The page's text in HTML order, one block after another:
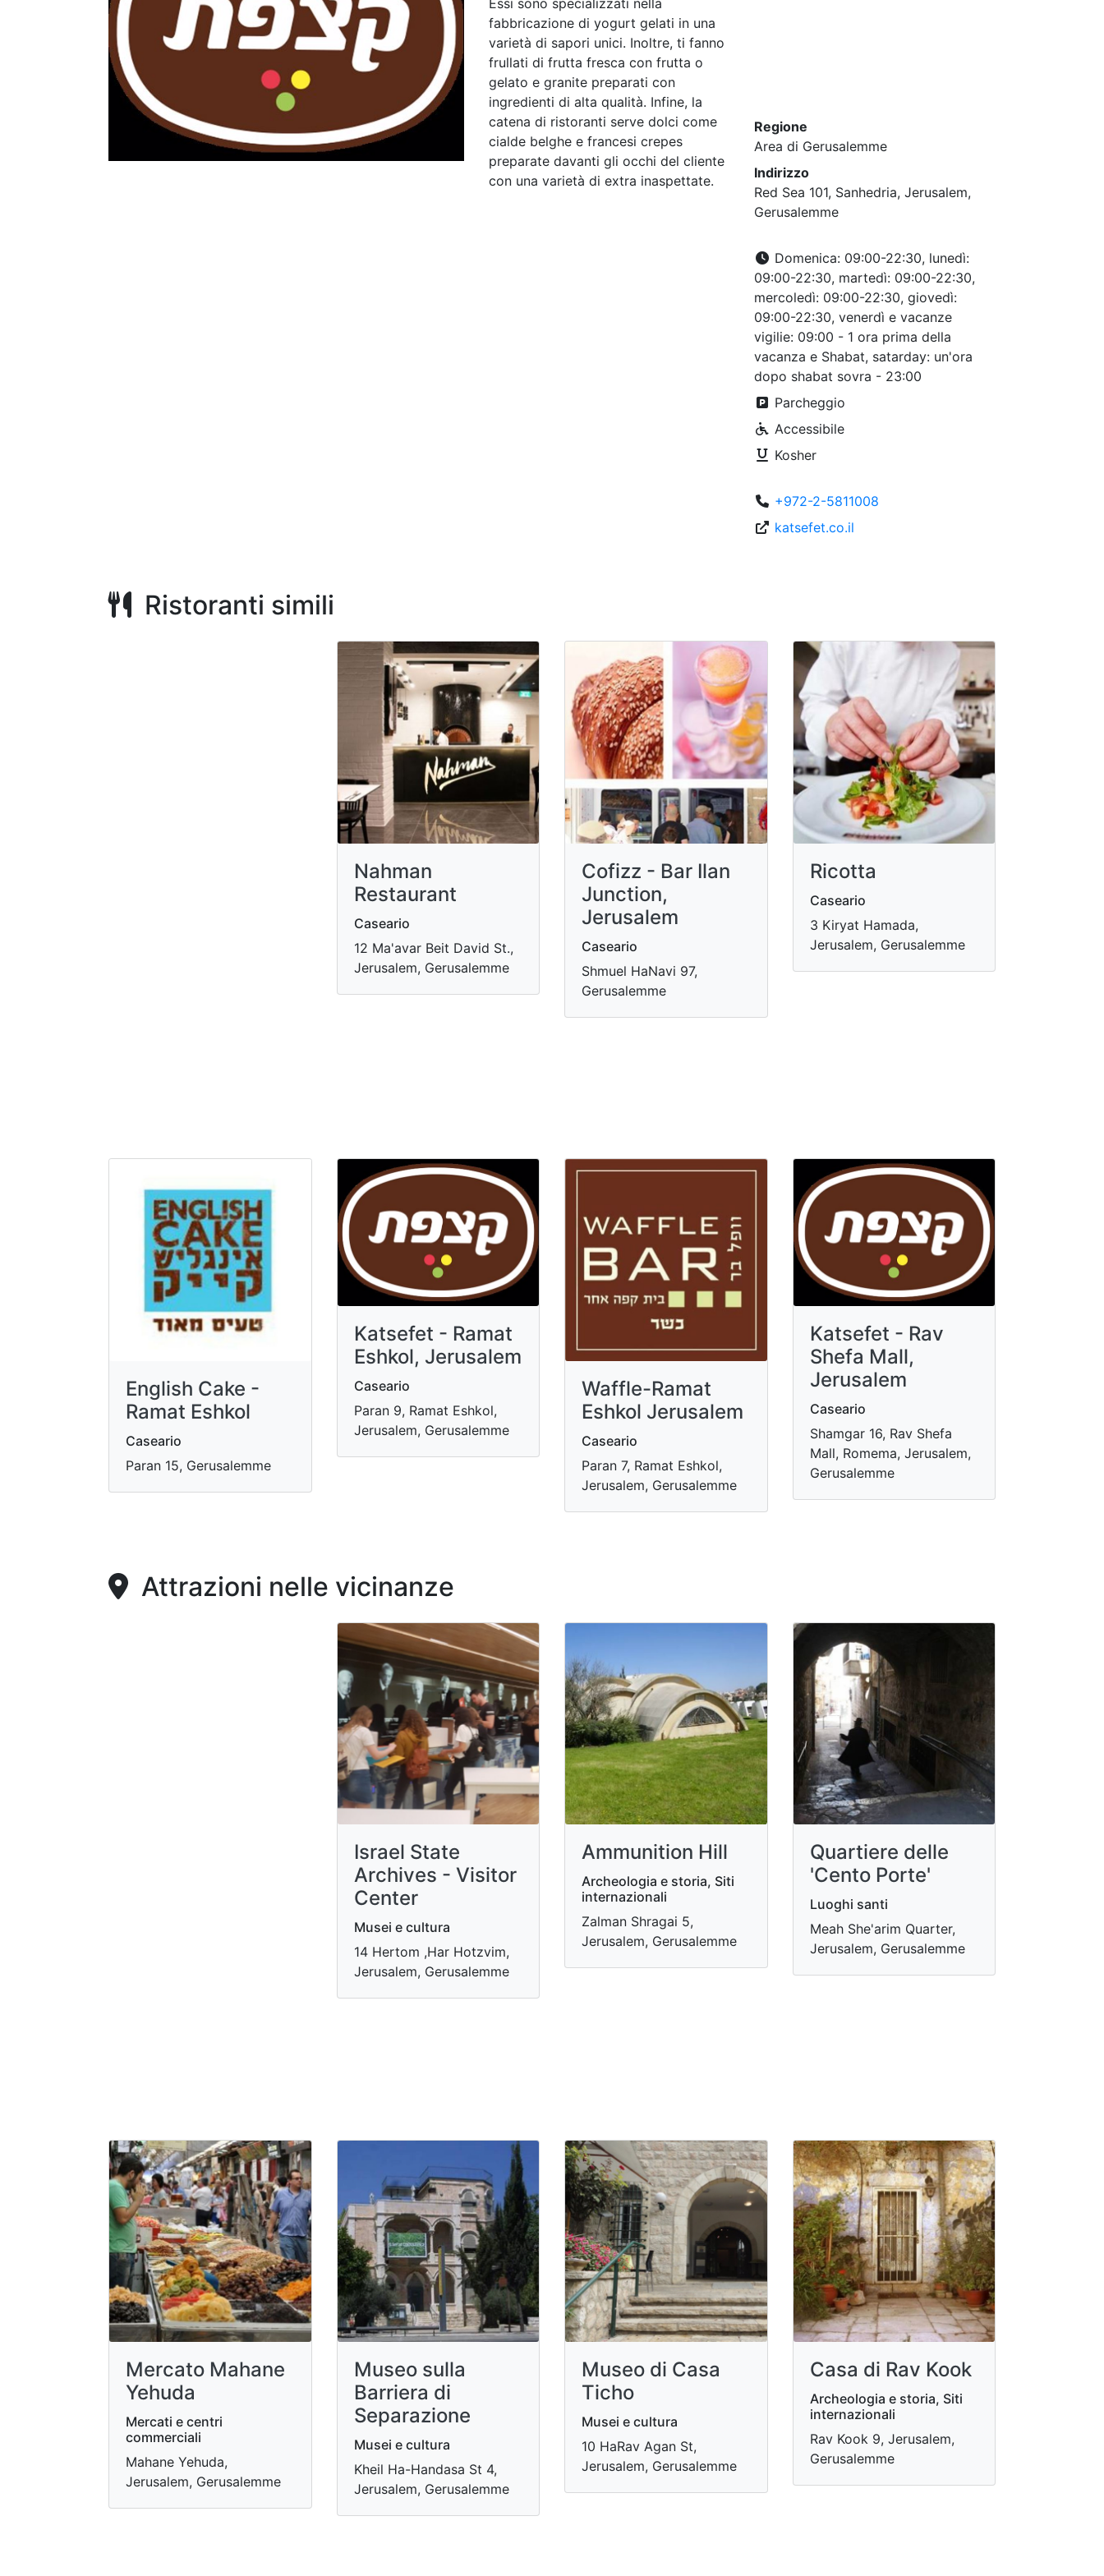
Essi sono specializzati nella
fabbricazione di yogurt gelati in una
varietà di sapori unici. Inoltre, ti fanno
frullati di frutta fresca con frutta o
gelato e granite preparati con
ingredienti di alta qualità. Infine, la
catena di ristoranti serve dolci come
cialde belghe e francesi crepes
preparate davanti gli occhi del cliente
con una varietà di extra inaspettate.
Regione
Area di Gerusalemme
Indirizzo
Red Sea 101, Sanhedria, Jerusalem,
Gerusalemme
Domenica: 09:00-22:30, lunedì:
09:00-22:30, martedì: 09:00-22:30,
mercoledì: 09:00-22:30, giovedì:
09:00-22:30, venerdì e vacanze
vigilie: 09:00 - 1 ora prima della
vacanza e Shabat, satarday: un'ora
dopo shabat sovra - 23:00
Parcheggio
Accessibile
Kosher
+972-2-5811008
katsefet.co.il
Ristoranti simili
Nahman
Restaurant
Caseario
12 Ma'avar Beit David St.,
Jerusalem, Gerusalemme
Cofizz - Bar Ilan
Junction,
Jerusalem
Caseario
Shmuel HaNavi 97,
Gerusalemme
Ricotta
Caseario
3 Kiryat Hamada,
Jerusalem, Gerusalemme
English Cake -
Ramat Eshkol
Caseario
Paran 15, Gerusalemme
Katsefet - Ramat
Eshkol, Jerusalem
Caseario
Paran 9, Ramat Eshkol,
Jerusalem, Gerusalemme
Waffle-Ramat
Eshkol Jerusalem
Caseario
Paran 7, Ramat Eshkol,
Jerusalem, Gerusalemme
Katsefet - Rav
Shefa Mall,
Jerusalem
Caseario
Shamgar 16, Rav Shefa
Mall, Romema, Jerusalem,
Gerusalemme
Attrazioni nelle vicinanze
Israel State
Archives - Visitor
Center
Musei e cultura
14 Hertom ,Har Hotzvim,
Jerusalem, Gerusalemme
Ammunition Hill
Archeologia e storia, Siti
internazionali
Zalman Shragai 5,
Jerusalem, Gerusalemme
Quartiere delle
'Cento Porte'
Luoghi santi
Meah She'arim Quarter,
Jerusalem, Gerusalemme
Mercato Mahane
Yehuda
Mercati e centri
commerciali
Mahane Yehuda,
Jerusalem, Gerusalemme
Museo sulla
Barriera di
Separazione
Musei e cultura
Kheil Ha-Handasa St 4,
Jerusalem, Gerusalemme
Museo di Casa
Ticho
Musei e cultura
10 HaRav Agan St,
Jerusalem, Gerusalemme
Casa di Rav Kook
Archeologia e storia, Siti
internazionali
Rav Kook 9, Jerusalem,
Gerusalemme